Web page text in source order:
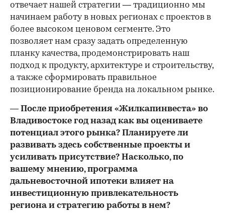
отвечает нашей стратегии — традиционно мы
начинаем работу в новых регионах с проектов в
более высоком ценовом сегменте. Это
позволяет нам сразу задать определенную
планку качества, продемонстрировать наш
подход к продукту, архитектуре и строительству,
а также сформировать правильное
позиционирование бренда на локальном рынке.
— После приобретения «Жилкапинвеста» во
Владивостоке год назад как вы оцениваете
потенциал этого рынка? Планируете ли
развивать здесь собственные проекты и
усиливать присутствие? Насколько, по
вашему мнению, программа
дальневосточной ипотеки влияет на
инвестиционную привлекательность
региона и стратегию работы в нем?